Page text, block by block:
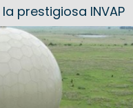
prestigiosa INVAP